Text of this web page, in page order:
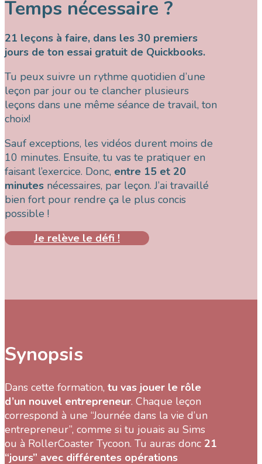
Temps nécessaire ?
21 leçons à faire, dans les 30 premiers
jours de ton essai gratuit de Quickbooks.
Tu peux suivre un rythme quotidien d’une
leçon par jour ou te clancher plusieurs
leçons dans une même séance de travail, ton
choix!
Sauf exceptions, les vidéos durent moins de
10 minutes. Ensuite, tu vas te pratiquer en
faisant l’exercice. Donc, entre 15 et 20
minutes nécessaires, par leçon. J’ai travaillé
bien fort pour rendre ça le plus concis
possible !
Je relève le défi !
Synopsis
Dans cette formation, tu vas jouer le rôle
d’un nouvel entrepreneur. Chaque leçon
correspond à une “Journée dans la vie d’un
entrepreneur”, comme si tu jouais au Sims
ou à RollerCoaster Tycoon. Tu auras donc 21
“jours” avec différentes opérations